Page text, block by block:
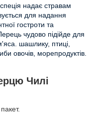
надає стравам
для надання
гостроти та
чудово підійде для
шашлику, птиці,
овочів, морепродуктів.
Чилі